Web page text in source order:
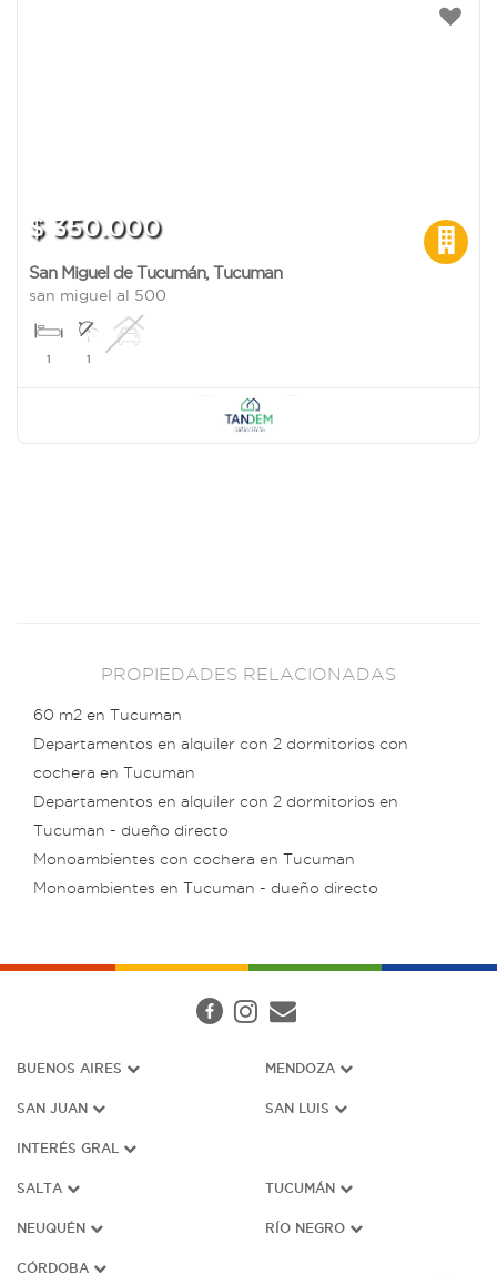
$ 350.000
San Miguel de Tucumán, Tucuman
san miguel al 500
1 1
PROPIEDADES RELACIONADAS
60 m2 en Tucuman
Departamentos en alquiler con 2 dormitorios con
cochera en Tucuman
Departamentos en alquiler con 2 dormitorios en
Tucuman - dueño directo
Monoambientes con cochera en Tucuman
Monoambientes en Tucuman - dueño directo
BUENOS AIRES MENDOZA
SAN JUAN SAN LUIS
INTERÉS GRAL
SALTA TUCUMÁN
NEUQUÉN RÍO NEGRO
CÓRDOBA